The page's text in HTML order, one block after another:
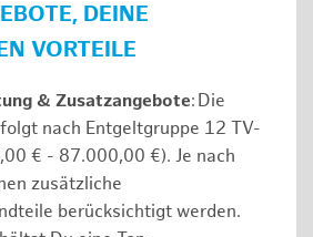
DEINE
VORTEILE
& Zusatzangebote: Die
nach Entgeltgruppe 12 TV-
€ - 87.000,00 €). Je nach
zusätzliche
berücksichtigt werden.